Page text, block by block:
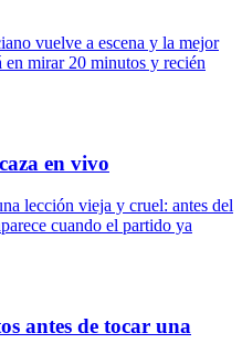
vuelve a escena y la mejor
en mirar 20 minutos y recién
en vivo
lección vieja y cruel: antes del
cuando el partido ya
antes de tocar una